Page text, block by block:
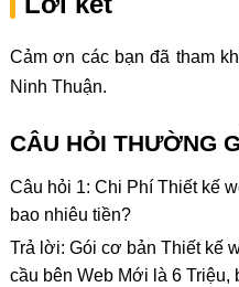
Cảm ơn các bạn đã tham
Ninh Thuận.
CÂU HỎI THƯỜNG
Câu hỏi 1: Chi Phí Thiết kế
bao nhiêu tiền?
Trả lời: Gói cơ bản Thiết kế
cầu bên Web Mới là 6 Triệu,